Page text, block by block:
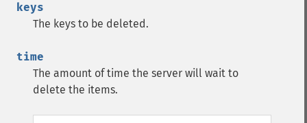
keys
The keys to be deleted.
time
The amount of time the server will wait to
delete the items.